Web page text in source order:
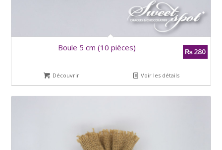
Boule 5 cm (10 pièces) ₨280
Découvrir Voir les détails